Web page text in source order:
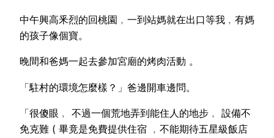
中午興高釆烈的回桃園﹐一到站媽就在出口等我﹐有媽
的孩子像個寶。
晚間和爸媽一起去參加宮廟的烤肉活動 。
「駐村的環境怎麼樣？」爸邊開車邊問。
「很傻眼﹐ 不過一個荒地弄到能住人的地步﹐ 設備不
免克難 ( 畢竟是免費提供住宿 ﹐不能期待五星級飯店